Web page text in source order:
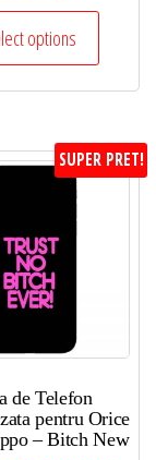
options
SUPER PRET!
de Telefon
pentru Orice
– Bitch New